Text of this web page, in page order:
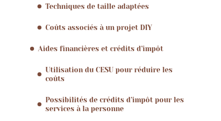
Techniques de taille adaptées
Coûts associés à un projet DIY
Aides financières et crédits d’impôt
Utilisation du CESU pour réduire les
coûts
Possibilités de crédits d’impôt pour les
services à la personne